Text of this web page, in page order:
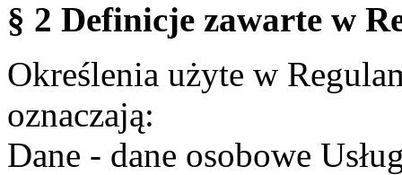
§ 2 Definicje zawarte w
Określenia użyte w
oznaczają:
Dane - dane osobowe